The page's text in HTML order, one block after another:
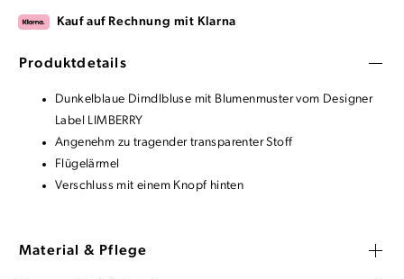
Kauf auf Rechnung mit Klarna
Produktdetails
Dunkelblaue Dirndlbluse mit Blumenmuster vom Designer
Label LIMBERRY
Angenehm zu tragender transparenter Stoff
Flügelärmel
Verschluss mit einem Knopf hinten
Material & Pflege